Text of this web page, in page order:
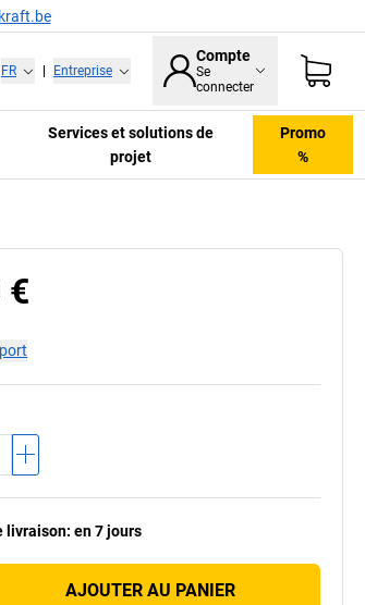
FR Entreprise
Compte
Se
connecter
Services et solutions de
projet
Promo
%
€
livraison:en 7 jours
AJOUTER AU PANIER